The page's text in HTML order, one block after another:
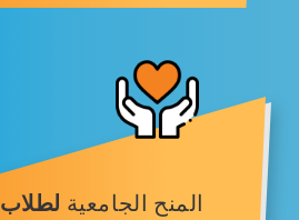
المنح الجامعية لطلاب